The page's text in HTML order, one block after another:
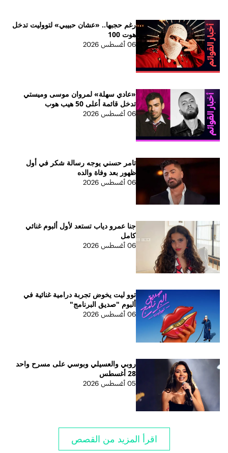
رغم حجبها.. «عشان حبيبي» لتووليت تدخل
هوت 100
06 أغسطس 2026
«عادي سهلة» لمروان موسى وميستي
تدخل قائمة أعلى 50 هيب هوب
06 أغسطس 2026
تامر حسني يوجه رسالة شكر في أول
ظهور بعد وفاة والده
06 أغسطس 2026
جنا عمرو دياب تستعد لأول ألبوم غنائي
كامل
06 أغسطس 2026
توو ليت يخوض تجربة درامية غنائية في
ألبوم "صديق البرنامج"
06 أغسطس 2026
روبي والعسيلي وبوسي على مسرح واحد
28 أغسطس
05 أغسطس 2026
اقرأ المزيد من القصص